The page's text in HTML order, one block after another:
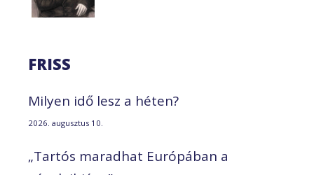
FRISS
Milyen idő lesz a héten?
2026. augusztus 10.
„Tartós maradhat Európában a